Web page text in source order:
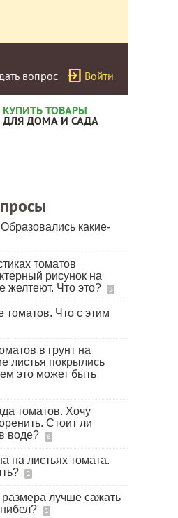
вопрос Войти
КУПИТЬ ТОВАРЫ
ДЛЯ ДОМА И САДА
какие-
томатов
рисунок на
желтеют. Что это?
3
томатов. Что с этим
в грунт на
листья покрылись
это может быть
томатов. Хочу
Стоит ли
воде?
6
на листьях томата.
2
размера лучше сажать
2